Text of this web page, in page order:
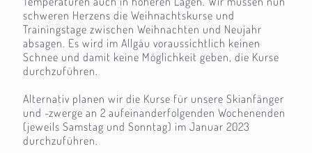
schweren Herzens die Weihnachtskurse und
Trainingstage zwischen Weihnachten und Neujahr
absagen. Es wird im Allgäu voraussichtlich keinen
Schnee und damit keine Möglichkeit geben, die Kurse
durchzuführen.
Alternativ planen wir die Kurse für unsere Skianfänger
und -zwerge an 2 aufeinanderfolgenden Wochenenden
(jeweils Samstag und Sonntag) im Januar 2023
durchzuführen.